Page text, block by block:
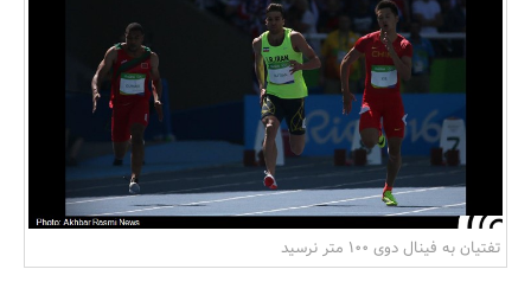
بانک، بیمه و سرمایه
مسکن و ساختمان
تفتیان به فینال دوی 100 متر نرسید